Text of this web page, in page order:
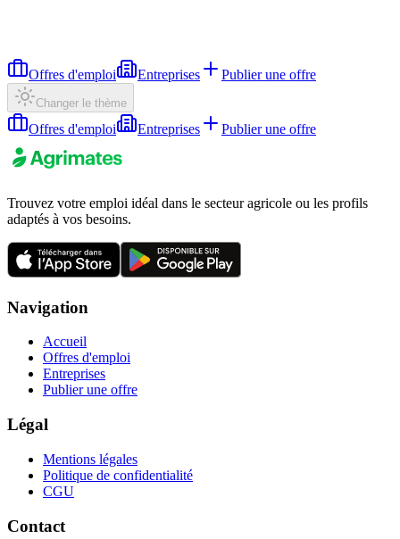
Offres d'emploi Entreprises Publier une offre
Changer le thème
Offres d'emploi Entreprises Publier une offre
Trouvez votre emploi idéal dans le secteur agricole ou les profils
adaptés à vos besoins.
Navigation
Accueil
Offres d'emploi
Entreprises
Publier une offre
Légal
Mentions légales
Politique de confidentialité
CGU
Contact